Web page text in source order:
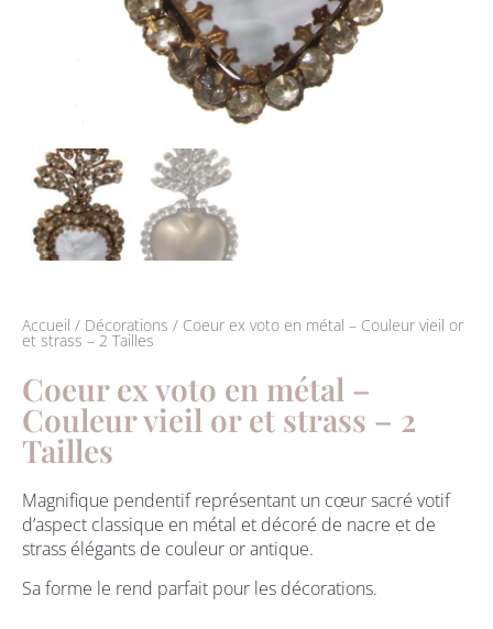
Accueil / Décorations / Coeur ex voto en métal – Couleur vieil or
et strass – 2 Tailles
Coeur ex voto en métal –
Couleur vieil or et strass – 2
Tailles
Magnifique pendentif représentant un cœur sacré votif
d’aspect classique en métal et décoré de nacre et de
strass élégants de couleur or antique.
Sa forme le rend parfait pour les décorations.